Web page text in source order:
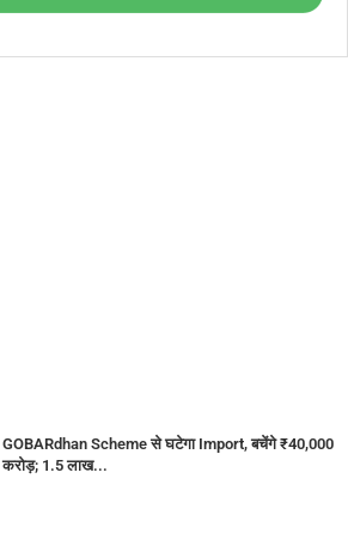
GOBARdhan Scheme से घटेगा Import, बचेंगे ₹40,000
करोड़; 1.5 लाख...